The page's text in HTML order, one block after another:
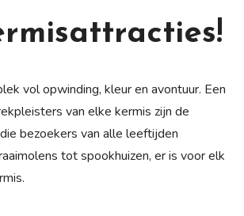
vol opwinding, kleur en avontuur. Een
van elke kermis zijn de
bezoekers van alle leeftijden
tot spookhuizen, er is voor elk